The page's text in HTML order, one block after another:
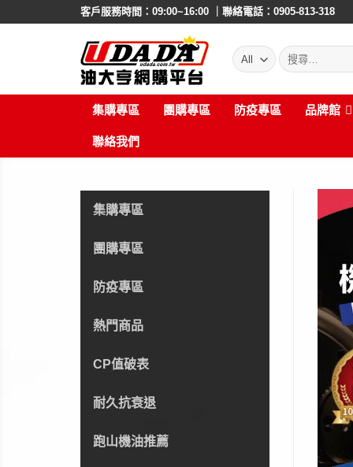
客戶服務時間：09:00~16:00 ｜聯絡電話：0905-813-318
搜
尋:
集購專區 團購專區 防疫專區 品牌館
聯絡我們
集購專區
團購專區
防疫專區
熱門商品
CP值破表
耐久抗衰退
跑山機油推薦